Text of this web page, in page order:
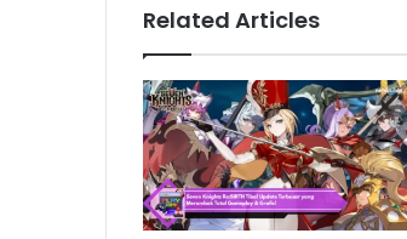
Related Articles